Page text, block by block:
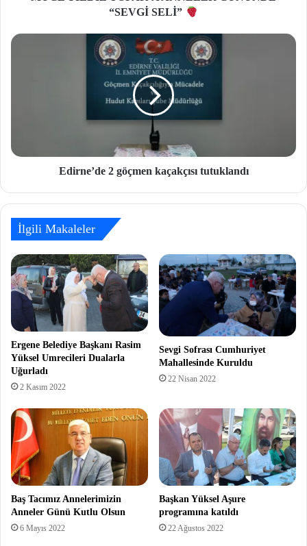
“SEVGİ SELİ”
Edirne’de 2 göçmen kaçakçısı tutuklandı
İlgili Makaleler
Ergene Belediye Başkanı Rasim
Yüksel Umrecileri Dualarla
Uğurladı
2 Kasım 2022
Sevgi Sofrası Cumhuriyet
Mahallesinde Kuruldu
22 Nisan 2022
Baş Tacımız Annelerimizin
Anneler Günü Kutlu Olsun
6 Mayıs 2022
Başkan Yüksel Aşure
programına katıldı
22 Ağustos 2022